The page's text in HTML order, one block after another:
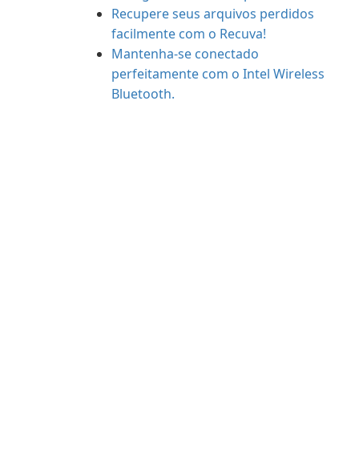
Recupere seus arquivos perdidos
facilmente com o Recuva!
Mantenha-se conectado
perfeitamente com o Intel Wireless
Bluetooth.